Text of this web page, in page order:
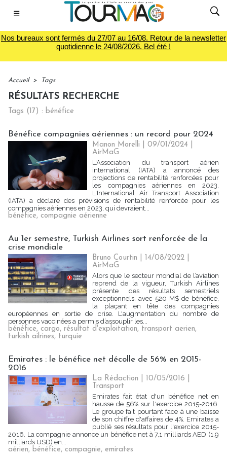
☰
Nos bureaux sont fermés du 27/07 au 16/08. Retour de la newsletter
quotidienne le 24/08/2026. Bel été !
Accueil > Tags
RÉSULTATS RECHERCHE
Tags (17) : bénéfice
Bénéfice compagnies aériennes : un record pour 2024
Manon Morelli | 09/01/2024
AirMaG
L'Association du transport aérien
international (IATA) a annoncé des
projections de rentabilité renforcées pour
les compagnies aériennes en 2023.
L'International Air Transport Association
(IATA) a déclaré des prévisions de rentabilité renforcée pour les
compagnies aériennes en 2023, qui devraient...
bénéfice, compagnie aérienne
Au 1er semestre, Turkish Airlines sort renforcée de la
crise mondiale
Bruno Courtin | 14/08/2022
AirMaG
Alors que le secteur mondial de l’aviation
reprend de la vigueur, Turkish Airlines
présente des résultats semestriels
exceptionnels, avec 520 M$ de bénéfice,
la plaçant en tête des compagnies
européennes en sortie de crise. L'augmentation du nombre de
personnes vaccinées a permis d’assouplir les...
bénéfice, cargo, résultat d'exploitation, transport aerien,
turkish ailrines, turquie
Emirates : le bénéfice net décolle de 56% en 2015-
2016
La Rédaction | 10/05/2016
Transport
Emirates fait état d'un bénéfice net en
hausse de 56% sur l'exercice 2015-2016.
Le groupe fait pourtant face à une baisse
de son chiffre d'affaires de 4%. Emirates a
publié ses résultats pour l'exercice 2015-
2016. La compagnie annonce un bénéfice net à 7,1 milliards AED (1,9
milliards USD) en...
aérien, bénéfice, compagnie, emirates